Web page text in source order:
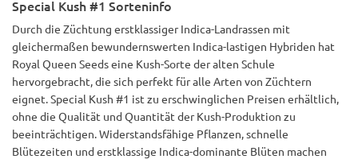
Special Kush #1 Sorteninfo
Durch die Züchtung erstklassiger Indica-Landrassen mit
gleichermaßen bewundernswerten Indica-lastigen Hybriden hat
Royal Queen Seeds eine Kush-Sorte der alten Schule
hervorgebracht, die sich perfekt für alle Arten von Züchtern
eignet. Special Kush #1 ist zu erschwinglichen Preisen erhältlich,
ohne die Qualität und Quantität der Kush-Produktion zu
beeinträchtigen. Widerstandsfähige Pflanzen, schnelle
Blütezeiten und erstklassige Indica-dominante Blüten machen